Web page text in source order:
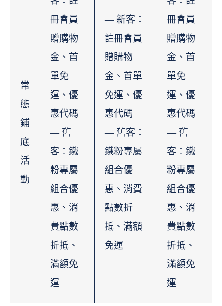
常
態
鋪
底
活
動
冊會員
贈購物
金、首
單免
運、優
惠代碼
— 舊
客：鐵
粉專屬
組合優
惠、消
費點數
折抵、
滿額免
運
— 新客：
註冊會員
贈購物
金、首單
免運、優
惠代碼
— 舊客：
鐵粉專屬
組合優
惠、消費
點數折
抵、滿額
免運
冊會員
贈購物
金、首
單免
運、優
惠代碼
— 舊
客：鐵
粉專屬
組合優
惠、消
費點數
折抵、
滿額免
運